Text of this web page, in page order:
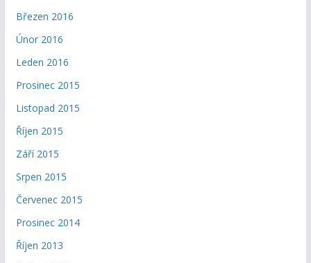
Březen 2016
Únor 2016
Leden 2016
Prosinec 2015
Listopad 2015
Říjen 2015
Září 2015
Srpen 2015
Červenec 2015
Prosinec 2014
Říjen 2013